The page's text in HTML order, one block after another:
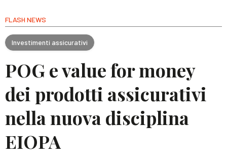
FLASH NEWS
Investimenti assicurativi
POG e value for money
dei prodotti assicurativi
nella nuova disciplina
EIOPA